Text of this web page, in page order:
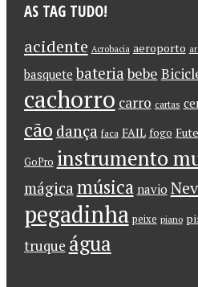
AS TAG TUDO!
acidente Acrobacia aeroporto
basquete bateriabebe
cachorro carro cartas
cão dança faca FAIL fogo
GoPro instrumento
mágica música navio
pegadinha peixe piano
truque água